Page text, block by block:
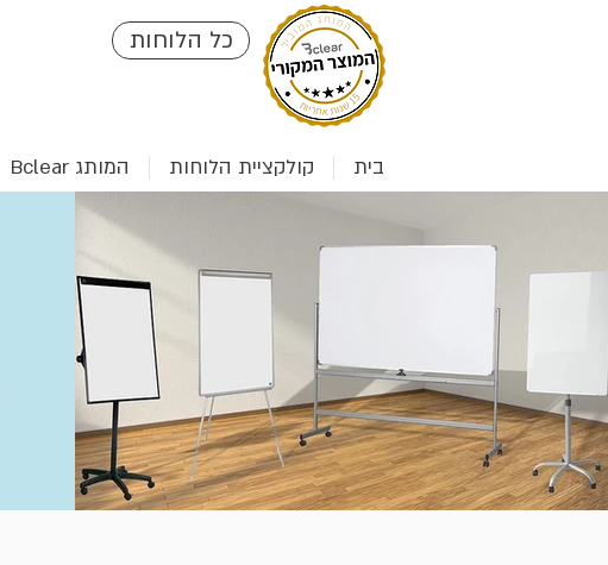
כל הלוחות
בית קולקציית הלוחות המותג Bclear